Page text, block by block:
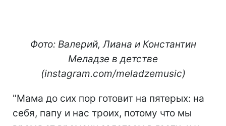
Фото: Валерий, Лиана и Константин
Меладзе в детстве
(instagram.com/meladzemusic)
"Мама до сих пор готовит на пятерых: на
себя, папу и нас троих, потому что мы